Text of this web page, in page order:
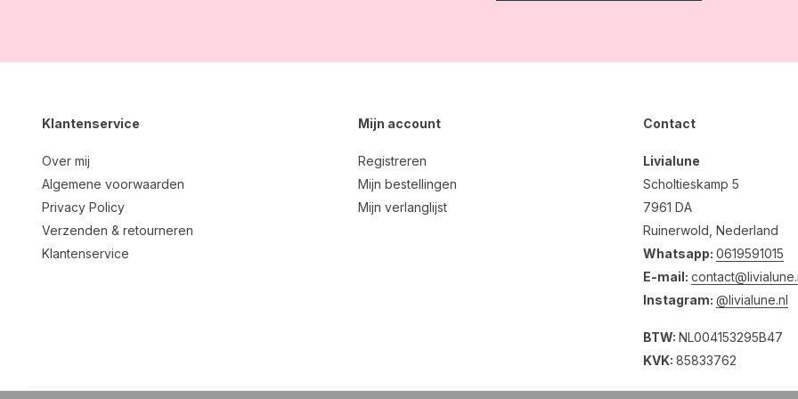
Klantenservice
Over mij
Algemene voorwaarden
Privacy Policy
Verzenden & retourneren
Klantenservice
Mijn account
Registreren
Mijn bestellingen
Mijn verlanglijst
Contact
Livialune
Scholtieskamp 5
7961 DA
Ruinerwold, Nederland
Whatsapp: 0619591015
E-mail:
Instagram: @livialune.nl
BTW: NL004153295B47
KVK: 85833762